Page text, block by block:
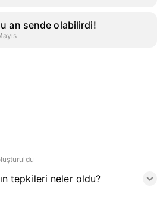
an sende olabilirdi!
tepkileri neler oldu?